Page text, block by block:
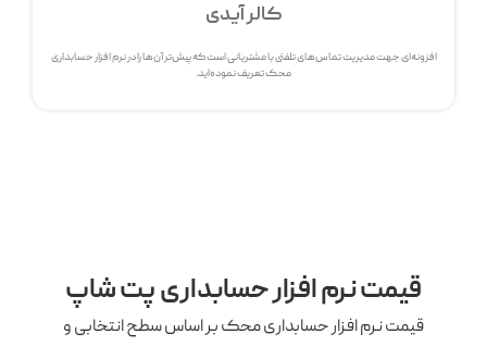
کالر آیدی
افزونه‌ای جهت مدیریت تماس‌های تلفنی با مشتریانی است که پیش‌تر آن‌ها را در نرم افزار حسابداری
محک تعریف نموده‌اید.
قیمت نرم افزار حسابداری پت شاپ
قیمت نرم افزار حسابداری محک بر اساس سطح انتخابی و